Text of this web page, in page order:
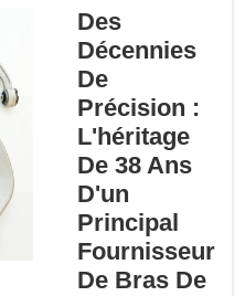
réalité est
similaire en ce
qui concerne
pourquoi et
comment nous
fabriquons nos
bras de contrôle
OEM. Notre
équipe s'est
efforcée de
produire des bras
Des
Décennies
De
Précision :
L'héritage
De 38 Ans
D'un
Principal
Fournisseur
De Bras De